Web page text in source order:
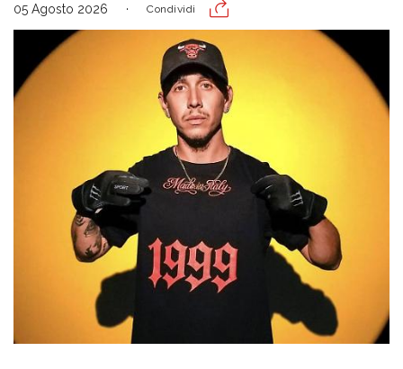
05 Agosto 2026 Condividi